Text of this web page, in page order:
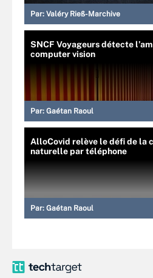
Par: Valéry Rieß-Marchive
SNCF Voyageurs détecte
computer vision
Par: Gaétan Raoul
AlloCovid relève le défi de la
naturelle par téléphone
Par: Gaétan Raoul